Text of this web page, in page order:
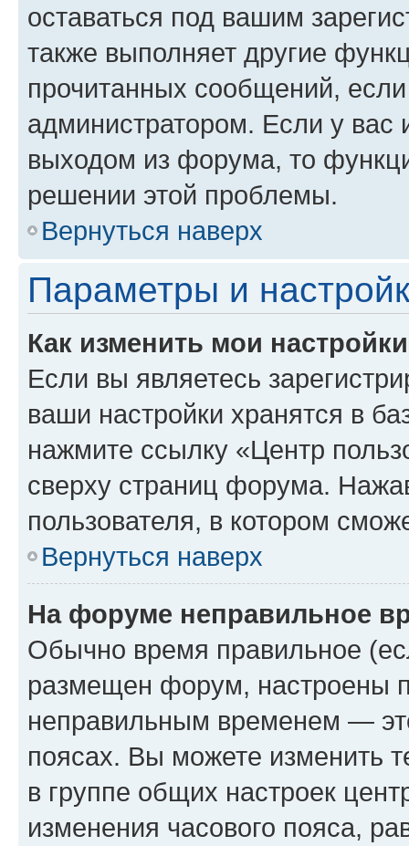
оставаться под вашим
также выполняет другие
прочитанных сообщений,
администратором. Если у
выходом из форума, то
решении этой проблемы.
Вернуться наверх
Параметры и
Как изменить мои
Если вы являетесь
ваши настройки хранятся в
нажмите ссылку «Центр
сверху страниц форума.
пользователя, в котором
Вернуться наверх
На форуме неправильное
Обычно время правильное
размещен форум, настроены
неправильным временем —
поясах. Вы можете изменить
в группе общих настроек
изменения часового пояса,